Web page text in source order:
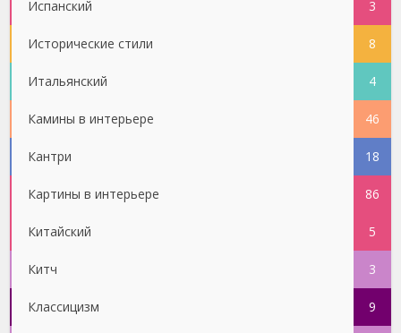
Испанский 3
Исторические стили 8
Итальянский 4
Камины в интерьере 46
Кантри 18
Картины в интерьере 86
Китайский 5
Китч 3
Классицизм 9